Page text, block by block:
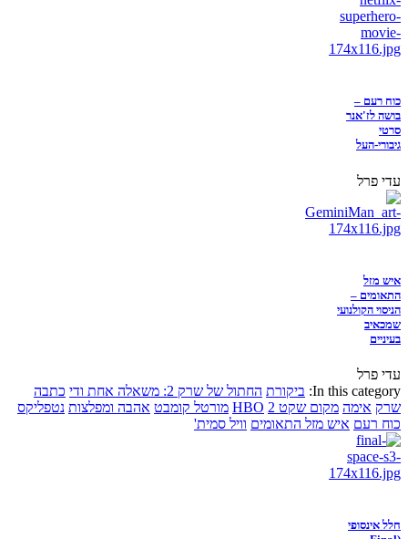
כוח רעם –
בושה לז'אנר
סרטי
גיבורי-העל
עדי פרל
איש מזל
התאומים –
הניסוי הקולנועי
שמכאיב
בעיניים
עדי פרל
In this category: ביקורת החתול של שרק 2: משאלה אחת ודי
כתבה
שרק אימה מקום שקט 2 HBO מורטל קומבט אהבה ומפלצות נטפליקס
כוח רעם איש מזל התאומים וויל סמית'
חלל אינסופי